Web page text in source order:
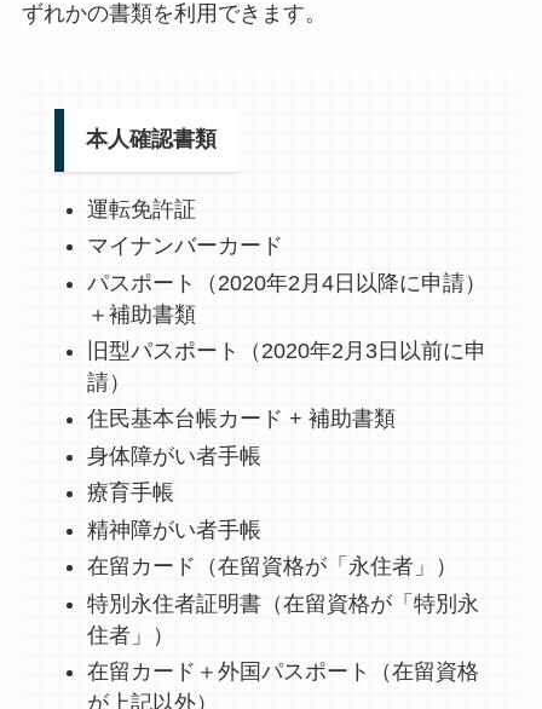
ずれかの書類を利用できます。
本人確認書類
運転免許証
マイナンバーカード
パスポート（2020年2月4日以降に申請）
＋補助書類
旧型パスポート（2020年2月3日以前に申
請）
住民基本台帳カード + 補助書類
身体障がい者手帳
療育手帳
精神障がい者手帳
在留カード（在留資格が「永住者」）
特別永住者証明書（在留資格が「特別永
住者」）
在留カード＋外国パスポート（在留資格
が上記以外）